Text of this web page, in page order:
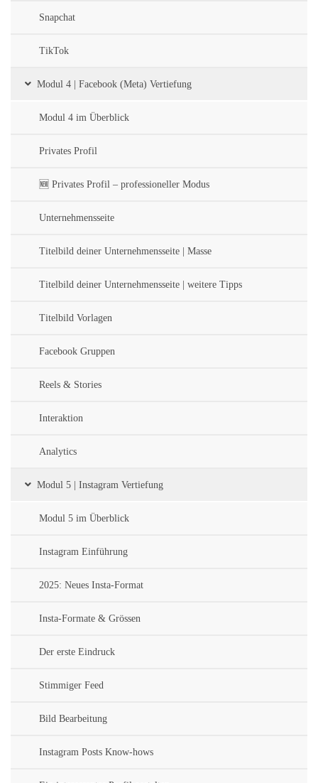
Snapchat
TikTok
Modul 4 | Facebook (Meta) Vertiefung
Modul 4 im Überblick
Privates Profil
🆕 Privates Profil – professioneller Modus
Unternehmensseite
Titelbild deiner Unternehmensseite | Masse
Titelbild deiner Unternehmensseite | weitere Tipps
Titelbild Vorlagen
Facebook Gruppen
Reels & Stories
Interaktion
Analytics
Modul 5 | Instagram Vertiefung
Modul 5 im Überblick
Instagram Einführung
2025: Neues Insta-Format
Insta-Formate & Grössen
Der erste Eindruck
Stimmiger Feed
Bild Bearbeitung
Instagram Posts Know-hows